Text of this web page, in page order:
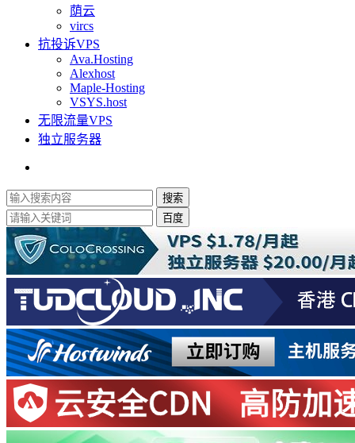
荫云
vircs
抗投诉VPS
Ava.Hosting
Alexhost
Maple-Hosting
VSYS.host
无限流量VPS
独立服务器